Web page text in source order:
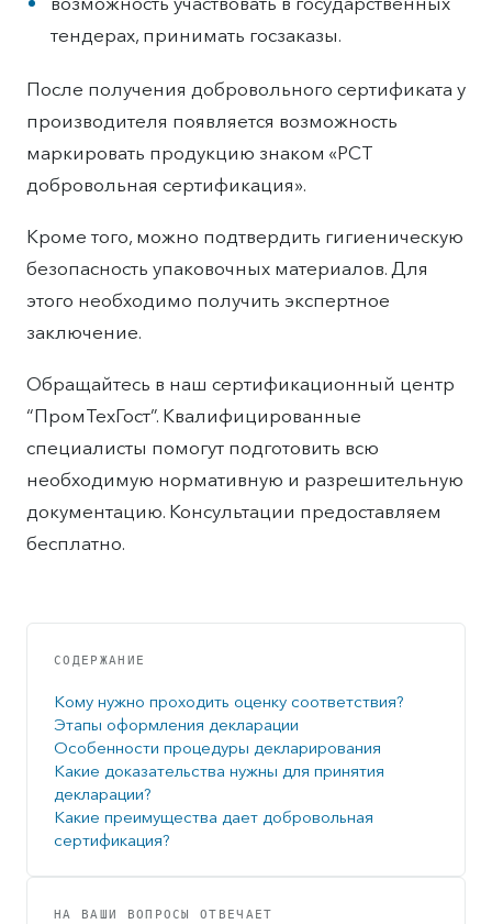
тендерах, принимать госзаказы.
После получения добровольного сертификата у
производителя появляется возможность
маркировать продукцию знаком «РСТ
добровольная сертификация».
Кроме того, можно подтвердить гигиеническую
безопасность упаковочных материалов. Для
этого необходимо получить экспертное
заключение.
Обращайтесь в наш сертификационный центр
“ПромТехГост”. Квалифицированные
специалисты помогут подготовить всю
необходимую нормативную и разрешительную
документацию. Консультации предоставляем
бесплатно.
СОДЕРЖАНИЕ
Кому нужно проходить оценку соответствия?
Этапы оформления декларации
Особенности процедуры декларирования
Какие доказательства нужны для принятия
декларации?
Какие преимущества дает добровольная
сертификация?
НА ВАШИ ВОПРОСЫ ОТВЕЧАЕТ